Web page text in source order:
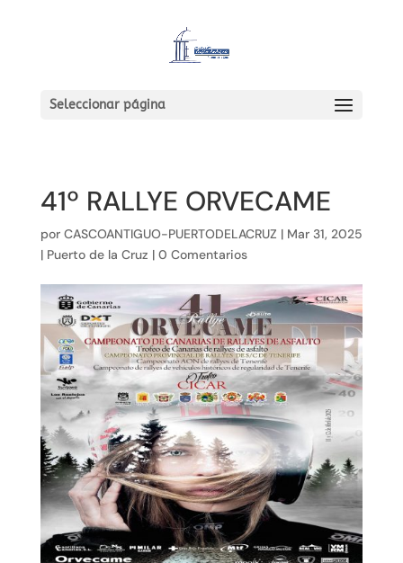
Seleccionar página
41º RALLYE ORVECAME
por CASCOANTIGUO-PUERTODELACRUZ | Mar 31, 2025
| Puerto de la Cruz | 0 Comentarios